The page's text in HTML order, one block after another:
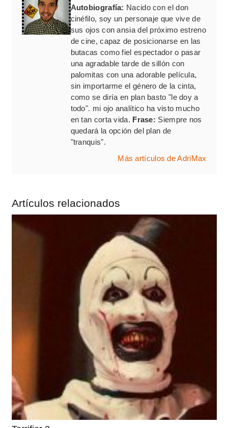
Autobiografía: Nacido con el don
cinéfilo, soy un personaje que vive de
sus ojos con ansia del próximo estreno
de cine, capaz de posicionarse en las
butacas como fiel espectador o pasar
una agradable tarde de sillón con
palomitas con una adorable película,
sin importarme el género de la cinta,
como se diría en plan basto "le doy a
todo". mi ojo analítico ha visto mucho
en tan corta vida. Frase: Siempre nos
quedará la opción del plan de
"tranquis".
Más artículos de AdriMax
Artículos relacionados